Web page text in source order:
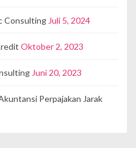
Consulting Juli 5, 2024
Oktober 2, 2023
Juni 20, 2023
Perpajakan Jarak